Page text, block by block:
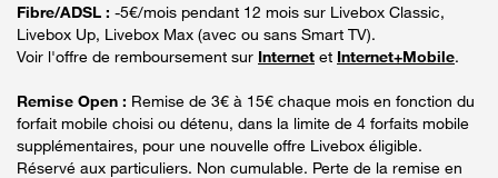
Fibre/ADSL : -5€/mois pendant 12 mois sur Livebox Classic,
Livebox Up, Livebox Max (avec ou sans Smart TV).
Voir l'offre de remboursement sur Internet et Internet+Mobile.
Remise Open : Remise de 3€ à 15€ chaque mois en fonction du
forfait mobile choisi ou détenu, dans la limite de 4 forfaits mobile
supplémentaires, pour une nouvelle offre Livebox éligible.
Réservé aux particuliers. Non cumulable. Perte de la remise en